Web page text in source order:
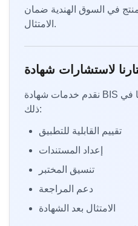
في السوق الهندية ضمان
الامتثال.
نقدم خدمات شهادة BIS من طرف إلى طرف، بما في
ذلك:
تقييم القابلية للتطبيق
إعداد المستندات
تنسيق المختبر
دعم المراجعة
الامتثال بعد الشهادة